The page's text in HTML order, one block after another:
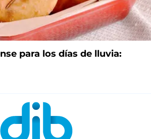
para los días de lluvia: